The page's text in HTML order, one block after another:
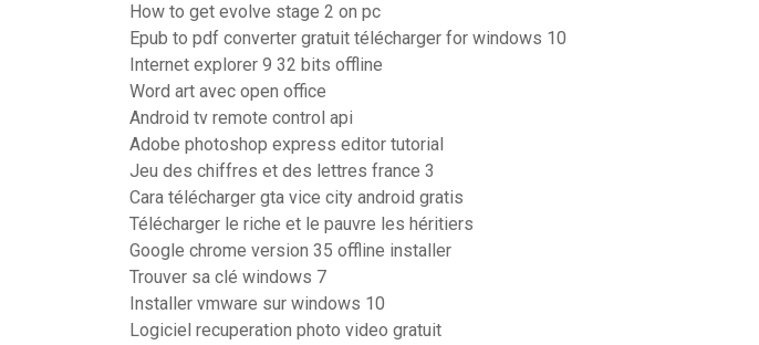
How to get evolve stage 2 on pc
Epub to pdf converter gratuit télécharger for windows 10
Internet explorer 9 32 bits offline
Word art avec open office
Android tv remote control api
Adobe photoshop express editor tutorial
Jeu des chiffres et des lettres france 3
Cara télécharger gta vice city android gratis
Télécharger le riche et le pauvre les héritiers
Google chrome version 35 offline installer
Trouver sa clé windows 7
Installer vmware sur windows 10
Logiciel recuperation photo video gratuit